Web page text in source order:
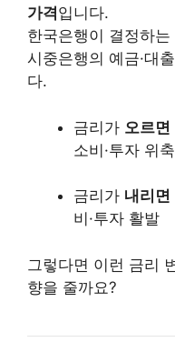
가격입니다.
한국은행이 결정하는
시중은행의 예금·대
다.
금리가 오르면
소비·투자 위축
금리가 내리면
비·투자 활발
그렇다면 이런 금리
향을 줄까요?